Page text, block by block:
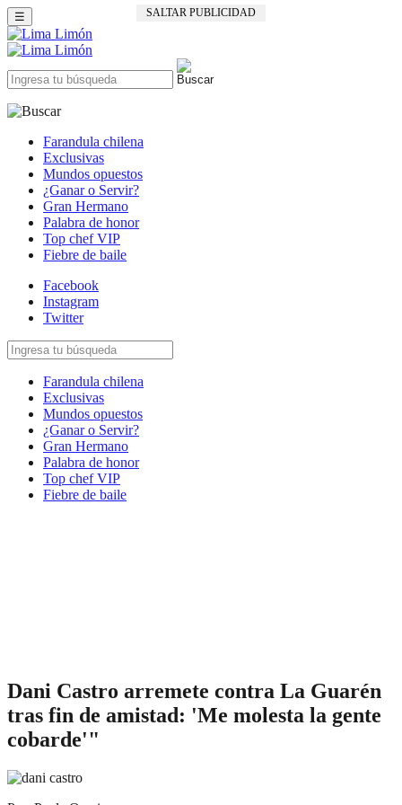
SALTAR PUBLICIDAD
☰
Farandula chilena
Exclusivas
Mundos opuestos
¿Ganar o Servir?
Gran Hermano
Palabra de honor
Top chef VIP
Fiebre de baile
Facebook
Instagram
Twitter
Farandula chilena
Exclusivas
Mundos opuestos
¿Ganar o Servir?
Gran Hermano
Palabra de honor
Top chef VIP
Fiebre de baile
Dani Castro arremete contra La Guarén
tras fin de amistad: 'Me molesta la gente
cobarde'"